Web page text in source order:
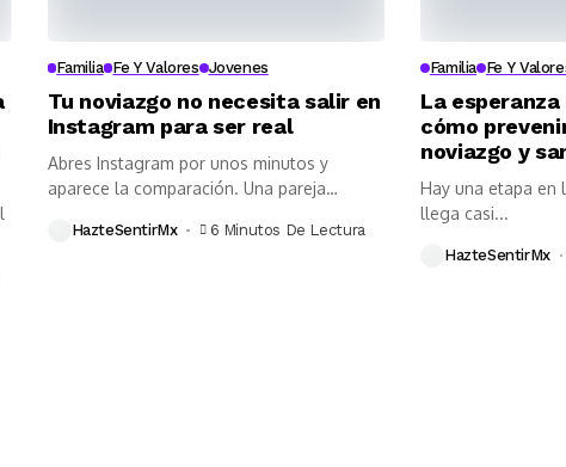
Familia Fe Y Valores Jovenes
Tu noviazgo no necesita salir en
Instagram para ser real
Abres Instagram por unos minutos y
aparece la comparación. Una pareja
HazteSentirMx 6 Minutos De Lectura
Familia Fe Y
La
cómo
noviazgo y
Hay una etapa en
llega casi...
HazteSentirMx